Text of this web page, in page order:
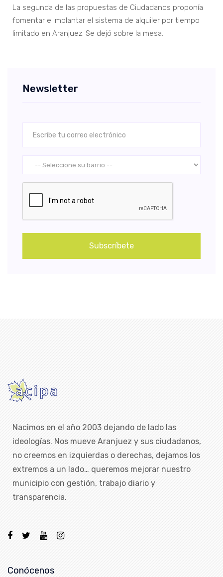
La segunda de las propuestas de Ciudadanos proponía
fomentar e implantar el sistema de alquiler por tiempo
limitado en Aranjuez. Se dejó sobre la mesa.
Newsletter
Subscríbete
Nacimos en el año 2003 dejando de lado las
ideologías. Nos mueve Aranjuez y sus ciudadanos,
no creemos en izquierdas o derechas, dejamos los
extremos a un lado… queremos mejorar nuestro
municipio con gestión, trabajo diario y
transparencia.
Conócenos